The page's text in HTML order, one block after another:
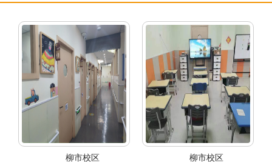
柳市校区 柳市校区